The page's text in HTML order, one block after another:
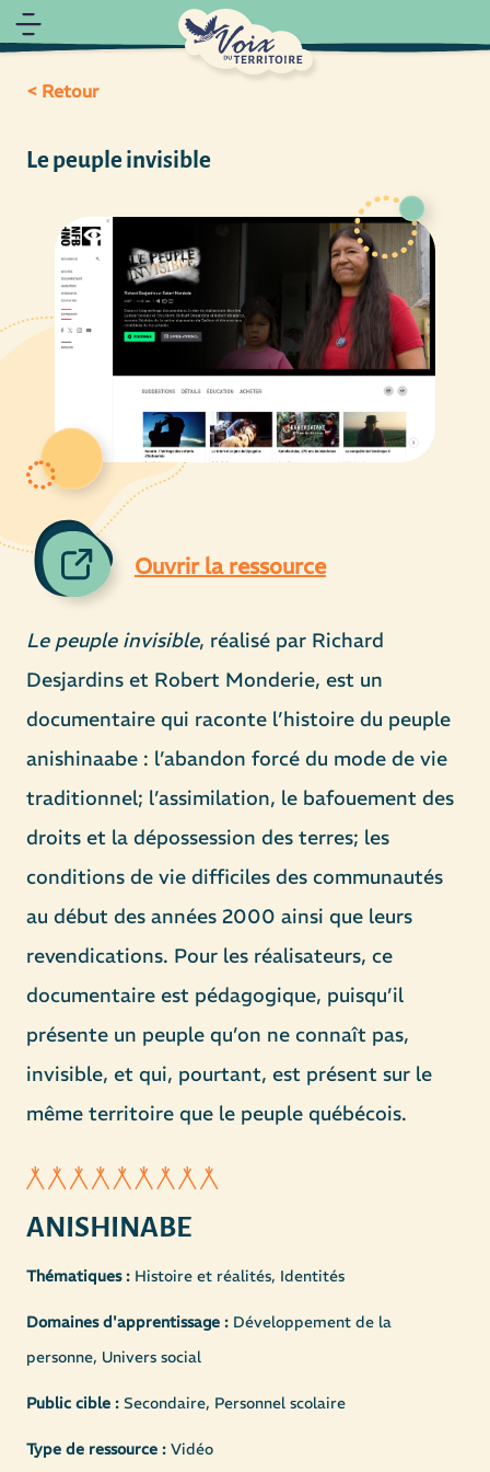
< Retour
Le peuple invisible
Ouvrir la ressource
Le peuple invisible, réalisé par Richard
Desjardins et Robert Monderie, est un
documentaire qui raconte l’histoire du peuple
anishinaabe : l’abandon forcé du mode de vie
traditionnel; l’assimilation, le bafouement des
droits et la dépossession des terres; les
conditions de vie difficiles des communautés
au début des années 2000 ainsi que leurs
revendications. Pour les réalisateurs, ce
documentaire est pédagogique, puisqu’il
présente un peuple qu’on ne connaît pas,
invisible, et qui, pourtant, est présent sur le
même territoire que le peuple québécois.
ANISHINABE
Thématiques : Histoire et réalités, Identités
Domaines d'apprentissage : Développement de la
personne, Univers social
Public cible : Secondaire, Personnel scolaire
Type de ressource : Vidéo